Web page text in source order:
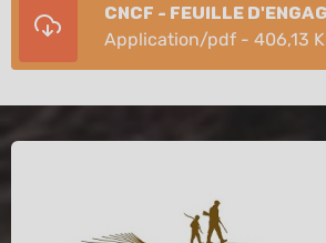
CNCF - Feuille
application/pdf - 406,13